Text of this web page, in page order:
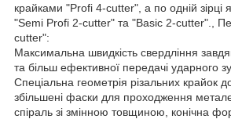
крайками "Profi 4-cutter", а по одній зірці
"Semi Profi 2-cutter" та "Basic 2-cutter".,
cutter":
Максимальна швидкість свердління
та більш ефективної передачі ударного
Спеціальна геометрія різальних крайок
збільшені фаски для проходження
спіраль зі змінною товщиною, конічна